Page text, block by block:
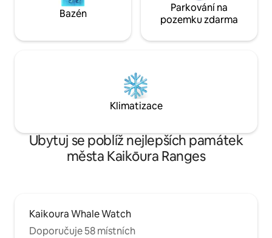
Bazén
Parkování na
pozemku zdarma
Klimatizace
Ubytuj se poblíž nejlepších památek
města Kaikōura Ranges
Kaikoura Whale Watch
Doporučuje 58 místních